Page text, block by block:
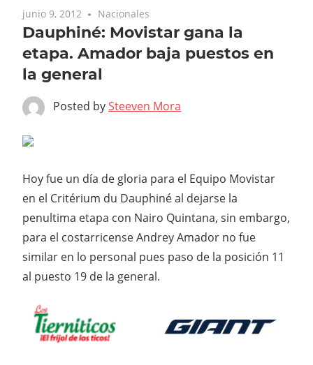
junio 9, 2012 Nacionales
Dauphiné: Movistar gana la
etapa. Amador baja puestos en
la general
Posted bySteeven Mora
Hoy fue un día de gloria para el Equipo Movistar
en el Critérium du Dauphiné al dejarse la
penultima etapa con Nairo Quintana, sin embargo,
para el costarricense Andrey Amador no fue
similar en lo personal pues paso de la posición 11
al puesto 19 de la general.